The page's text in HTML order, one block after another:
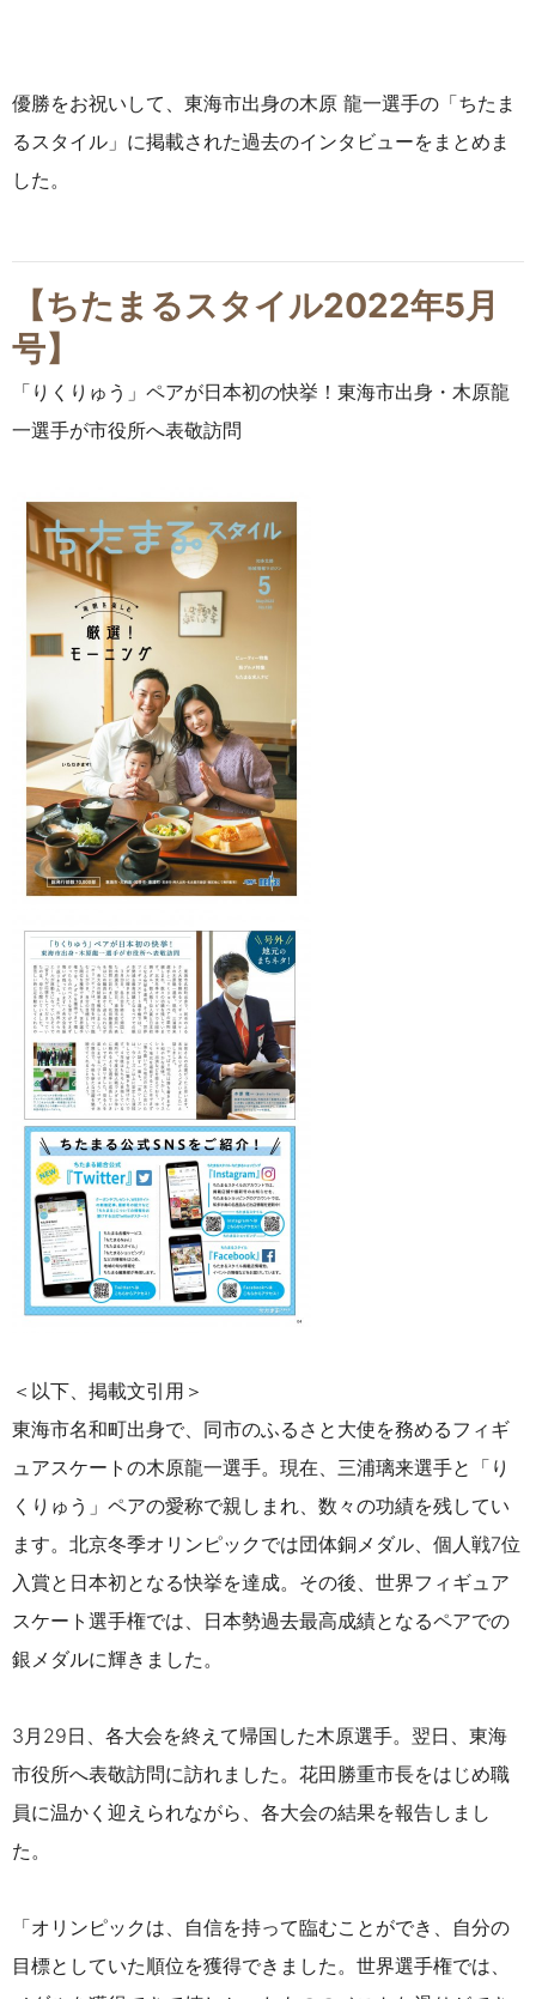
優勝をお祝いして、東海市出身の木原 龍一選手の「ちたま
るスタイル」に掲載された過去のインタビューをまとめま
した。
【ちたまるスタイル2022年5月
号】
「りくりゅう」ペアが日本初の快挙！東海市出身・木原龍
一選手が市役所へ表敬訪問
＜以下、掲載文引用＞
東海市名和町出身で、同市のふるさと大使を務めるフィギ
ュアスケートの木原龍一選手。現在、三浦璃来選手と「り
くりゅう」ペアの愛称で親しまれ、数々の功績を残してい
ます。北京冬季オリンピックでは団体銅メダル、個人戦7位
入賞と日本初となる快挙を達成。その後、世界フィギュア
スケート選手権では、日本勢過去最高成績となるペアでの
銀メダルに輝きました。
3月29日、各大会を終えて帰国した木原選手。翌日、東海
市役所へ表敬訪問に訪れました。花田勝重市長をはじめ職
員に温かく迎えられながら、各大会の結果を報告しまし
た。
「オリンピックは、自信を持って臨むことができ、自分の
目標としていた順位を獲得できました。世界選手権では、